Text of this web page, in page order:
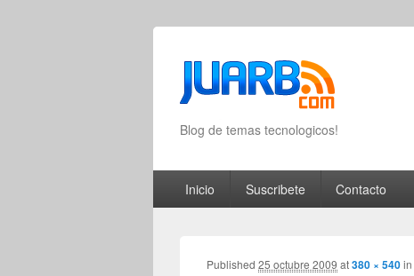
Blog de temas tecnologicos!
Primary menu
Skip to primary content
Skip to secondary content
Inicio Suscribete Contacto
Published 25 octubre 2009 at380 × 540in